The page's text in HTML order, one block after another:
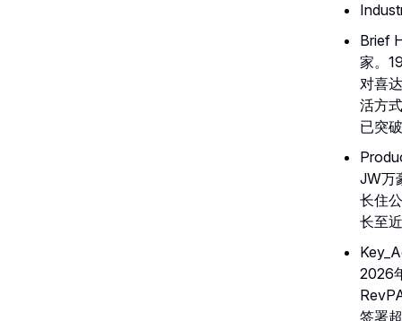
Brief
家。
对喜
活方
已突
JW万
长住
长至
2026
签署